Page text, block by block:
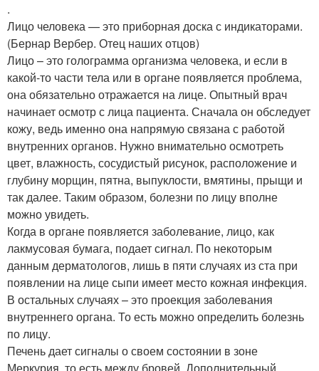
.
Лицо человека — это приборная доска с индикаторами.
(Бернар Вербер. Отец наших отцов)
Лицо – это голограмма организма человека, и если в
какой-то части тела или в органе появляется проблема,
она обязательно отражается на лице. Опытный врач
начинает осмотр с лица пациента. Сначала он обследует
кожу, ведь именно она напрямую связана с работой
внутренних органов. Нужно внимательно осмотреть
цвет, влажность, сосудистый рисунок, расположение и
глубину морщин, пятна, выпуклости, вмятины, прыщи и
так далее. Таким образом, болезни по лицу вполне
можно увидеть.
Когда в органе появляется заболевание, лицо, как
лакмусовая бумага, подает сигнал. По некоторым
данным дерматологов, лишь в пяти случаях из ста при
появлении на лице сыпи имеет место кожная инфекция.
В остальных случаях – это проекция заболевания
внутреннего органа. То есть можно определить болезнь
по лицу.
Печень дает сигналы о своем состоянии в зоне